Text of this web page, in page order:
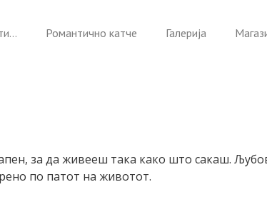
Романтично катче Галерија
за да живееш така како што сакаш.
по патот на животот.